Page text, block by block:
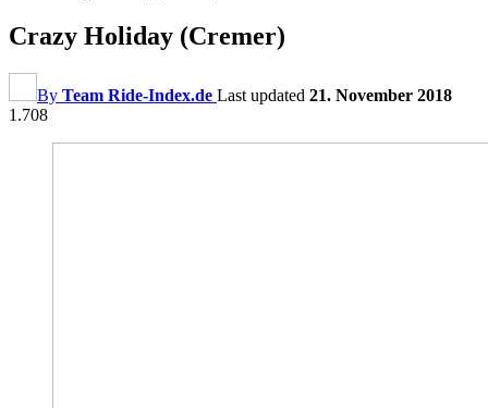
Crazy Holiday (Cremer)
By Team Ride-Index.de Last updated 21. November 2018
1.708